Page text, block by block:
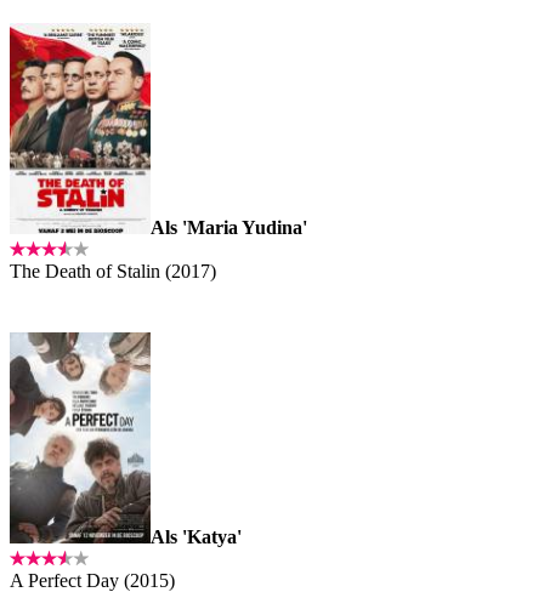
Als 'Maria Yudina'
The Death of Stalin (2017)
Als 'Katya'
A Perfect Day (2015)